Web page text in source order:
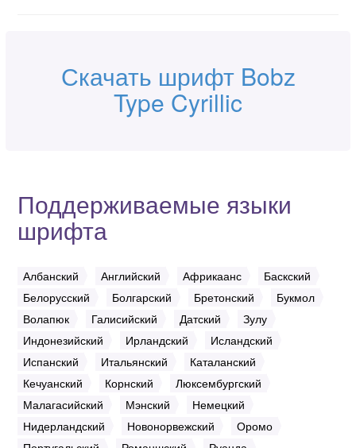
Скачать шрифт Bobz
Type Cyrillic
Поддерживаемые языки
шрифта
Албанский Английский Африкаанс
Баскский
Белорусский
Болгарский Бретонский
Букмол
Волапюк
Галисийский Датский
Зулу
Индонезийский
Ирландский
Исландский
Испанский
Итальянский
Каталанский
Кечуанский
Корнский
Люксембургский
Малагасийский
Мэнский
Немецкий
Нидерландский
Новонорвежский
Оромо